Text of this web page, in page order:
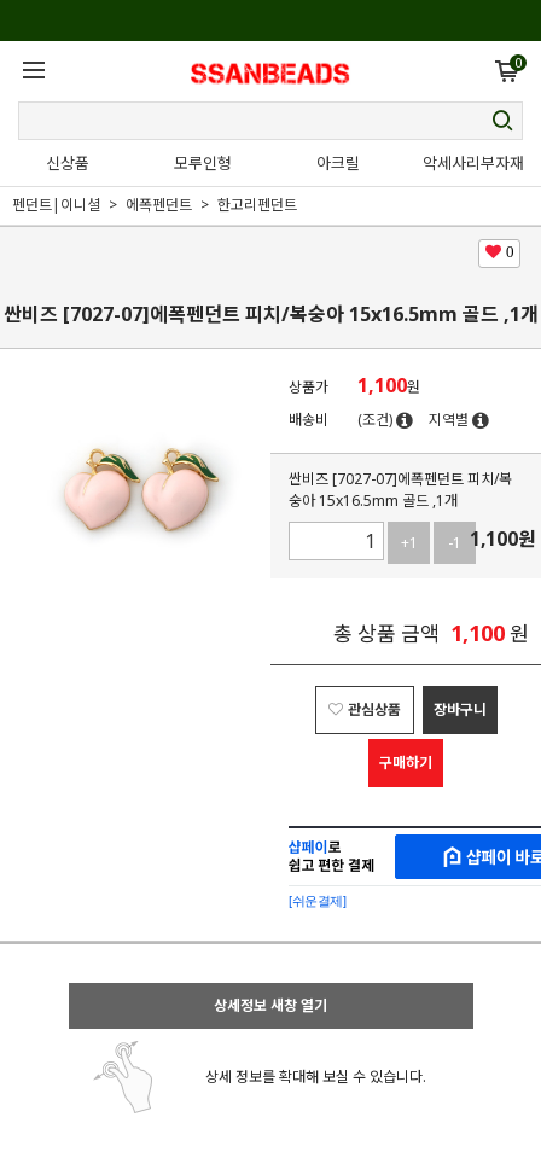
0
신상품 모루인형 아크릴 악세사리부자재
펜던트|이니셜 에폭펜던트 한고리펜던트
0
싼비즈 [7027-07]에폭펜던트 피치/복숭아 15x16.5mm 골드 ,1개
상품가 1,100원
배송비
(조건) 지역별
싼비즈 [7027-07]에폭펜던트 피치/복
숭아 15x16.5mm 골드 ,1개
+1 -1 1,100원
총 상품 금액 1,100원
관심상품 장바구니
구매하기
MAKESHOP
SHOPPAY
로
간
구
샵
페
페
이
구
[쉬운결제]
상세정보 새창 열기
상세 정보를 확대해 보실 수 있습니다.